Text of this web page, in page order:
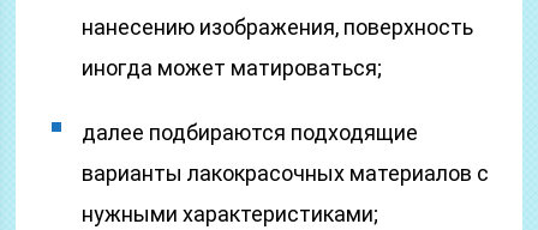
нанесению изображения, поверхность
иногда может матироваться;
далее подбираются подходящие
варианты лакокрасочных материалов с
нужными характеристиками;